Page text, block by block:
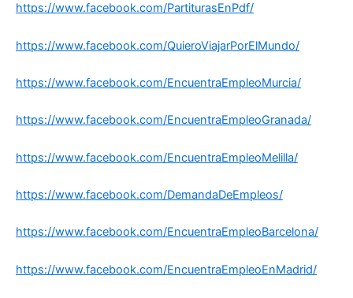
https://www.facebook.com/PartiturasEnPdf/
https://www.facebook.com/QuieroViajarPorElMundo/
https://www.facebook.com/EncuentraEmpleoMurcia/
https://www.facebook.com/EncuentraEmpleoGranada/
https://www.facebook.com/EncuentraEmpleoMelilla/
https://www.facebook.com/DemandaDeEmpleos/
https://www.facebook.com/EncuentraEmpleoBarcelona/
https://www.facebook.com/EncuentraEmpleoEnMadrid/